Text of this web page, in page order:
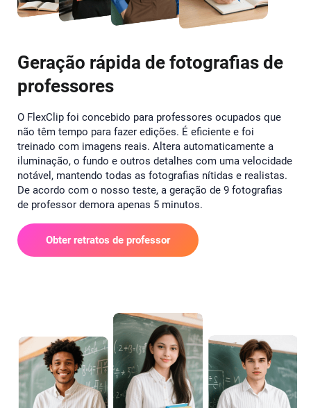
Geração rápida de fotografias de
professores
O FlexClip foi concebido para professores ocupados que
não têm tempo para fazer edições. É eficiente e foi
treinado com imagens reais. Altera automaticamente a
iluminação, o fundo e outros detalhes com uma velocidade
notável, mantendo todas as fotografias nítidas e realistas.
De acordo com o nosso teste, a geração de 9 fotografias
de professor demora apenas 5 minutos.
Obter retratos de professor